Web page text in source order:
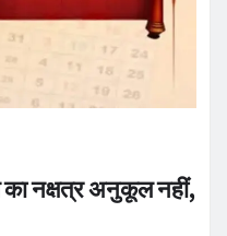
नक्षत्र अनुकूल नहीं,